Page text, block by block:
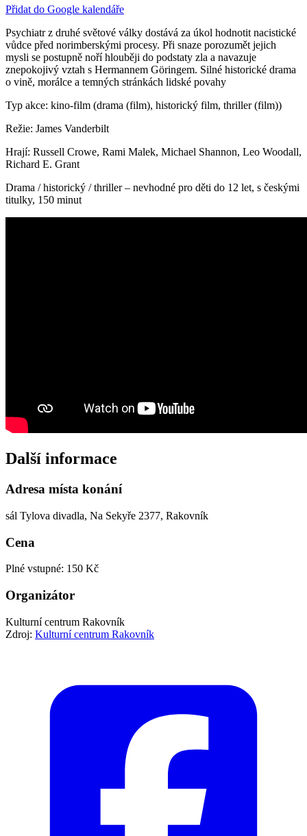
Přidat do Google kalendáře
Psychiatr z druhé světové války dostává za úkol hodnotit nacistické
vůdce před norimberskými procesy. Při snaze porozumět jejich
mysli se postupně noří hlouběji do podstaty zla a navazuje
znepokojivý vztah s Hermannem Göringem. Silné historické drama
o vině, morálce a temných stránkách lidské povahy
Typ akce: kino-film (drama (film), historický film, thriller (film))
Režie: James Vanderbilt
Hrají: Russell Crowe, Rami Malek, Michael Shannon, Leo Woodall,
Richard E. Grant
Drama / historický / thriller – nevhodné pro děti do 12 let, s českými
titulky, 150 minut
Další informace
Adresa místa konání
sál Tylova divadla, Na Sekyře 2377, Rakovník
Cena
Plné vstupné: 150 Kč
Organizátor
Kulturní centrum Rakovník
Zdroj: Kulturní centrum Rakovník